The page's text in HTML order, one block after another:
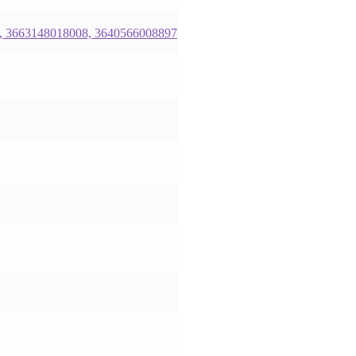
3640566008897